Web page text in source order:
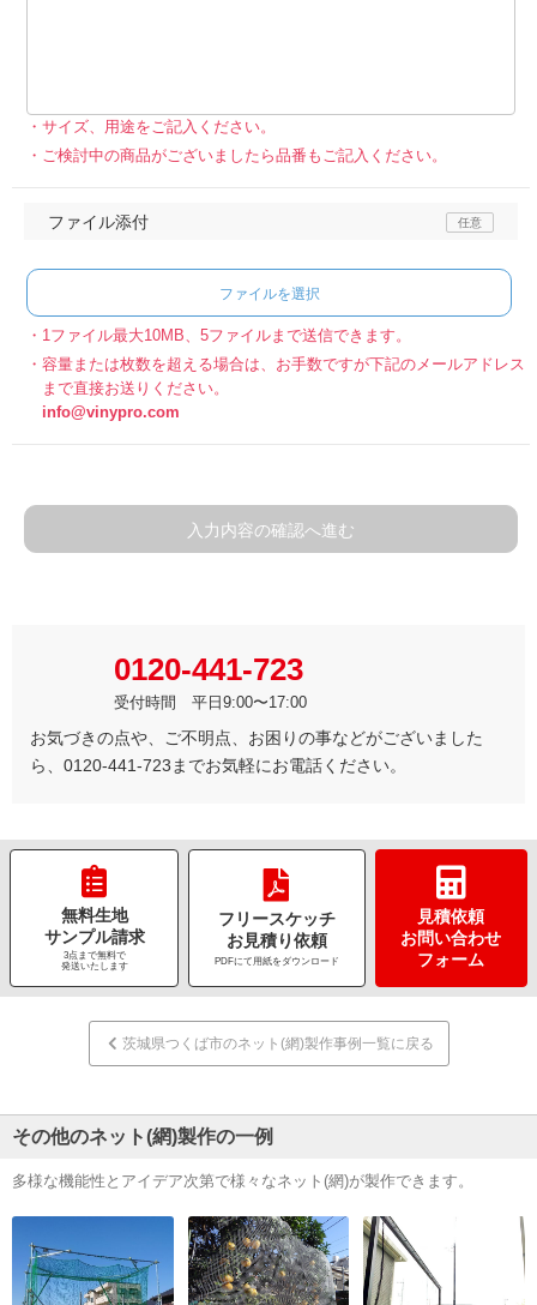
サイズ、用途をご記入ください。
ご検討中の商品がございましたら品番もご記入ください。
ファイル添付
ファイルを選択
1ファイル最大10MB、5ファイルまで送信できます。
容量または枚数を超える場合は、お手数ですが下記のメールアドレス
まで直接お送りください。
info@vinypro.com
入力内容の確認へ進む
0120-441-723
受付時間 平日9:00〜17:00
お気づきの点や、ご不明点、お困りの事などがございました
ら、0120-441-723までお気軽にお電話ください。
無料生地
サンプル請求
3点まで無料で
発送いたします
フリースケッチ
お見積り依頼
PDFにて用紙をダウンロード
見積依頼
お問い合わせ
フォーム
茨城県つくば市のネット(網)製作事例一覧に戻る
その他のネット(網)製作の一例
多様な機能性とアイデア次第で様々なネット(網)が製作できます。